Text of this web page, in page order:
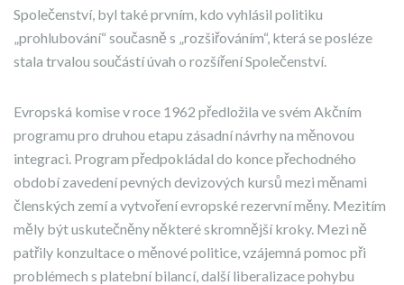
Společenství, byl také prvním, kdo vyhlásil politiku
„prohlubování“ současně s „rozšiřováním“, která se posléze
stala trvalou součástí úvah o rozšíření Společenství.
Evropská komise v roce 1962 předložila ve svém Akčním
programu pro druhou etapu zásadní návrhy na měnovou
integraci. Program předpokládal do konce přechodného
období zavedení pevných devizových kursů mezi měnami
členských zemí a vytvoření evropské rezervní měny. Mezitím
měly být uskutečněny některé skromnější kroky. Mezi ně
patřily konzultace o měnové politice, vzájemná pomoc při
problémech s platební bilancí, další liberalizace pohybu